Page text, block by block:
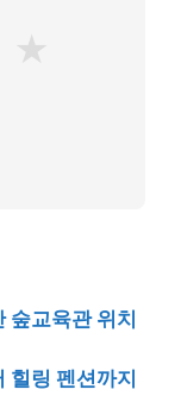
★
숲교육관 위치
힐링 펜션까지